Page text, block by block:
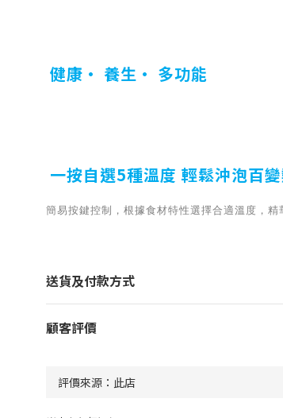
健康• 養生• 多功能
一按自選5種溫度 輕鬆沖泡百
簡易按鍵控制，根據食材特性選擇合適溫度，精
送貨及付款方式
顧客評價